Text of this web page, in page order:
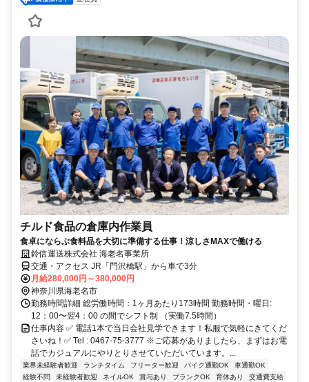
チルド食品の倉庫内作業員
食卓にならぶ食料品を大切に準備する仕事！涼しさMAXで働ける
鈴信運送株式会社 海老名事業所
交通・アクセス JR「門沢橋駅」から車で3分
月給280,000円～380,000円
神奈川県海老名市
勤務時間詳細 総労働時間：1ヶ月あたり173時間 勤務時間・曜日:
12：00〜翌4：00 の間でシフト制 （実働7.5時間）
仕事内容 ✅ 電話1本で当日会社見学できます！私服で気軽にきてくだ
さいね！✅ Tel : 0467-75-3777 ※ご応募がありましたら、まずはお電
話でカジュアルにやりとりさせていただいています。...
業界未経験者歓迎 ランチタイム フリーター歓迎 バイク通勤OK
車通勤OK
経験不問
未経験者歓迎 ネイルOK 賞与あり ブランクOK 育休あり
交通費支給